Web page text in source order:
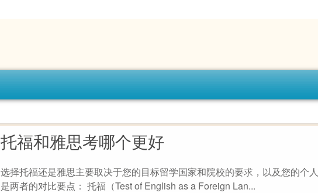
托福和雅思考哪个更好
选择托福还是雅思主要取决于您的目标留学国家和院校的要求，以及您的个
是两者的对比要点： 托福（Test of English as a Foreign Lan...